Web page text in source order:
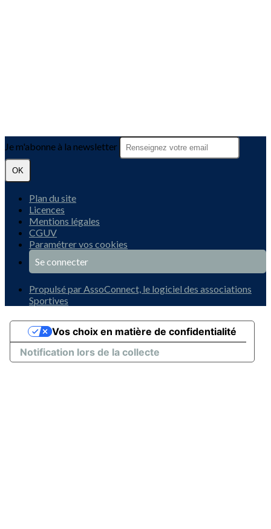
Je m'abonne à la newsletter
OK
Plan du site
Licences
Mentions légales
CGUV
Paramétrer vos cookies
Se connecter
Propulsé par AssoConnect, le logiciel des associations
Sportives
Notification lors de la collecte
Vos choix en matière de confidentialité